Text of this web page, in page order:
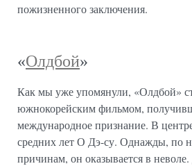
пожизненного заключения.
«Олдбой»
Как мы уже упомянули, «Олдбой»
южнокорейским фильмом,
международное признание. В
средних лет О Дэ-су. Однажды, по
причинам, он оказывается в